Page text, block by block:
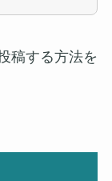
稿する方法を